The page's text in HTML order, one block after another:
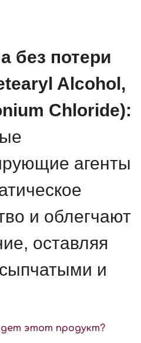
без потери
Alcohol,
Chloride):
агенты
и облегчают
оставляя
и
этот продукт?